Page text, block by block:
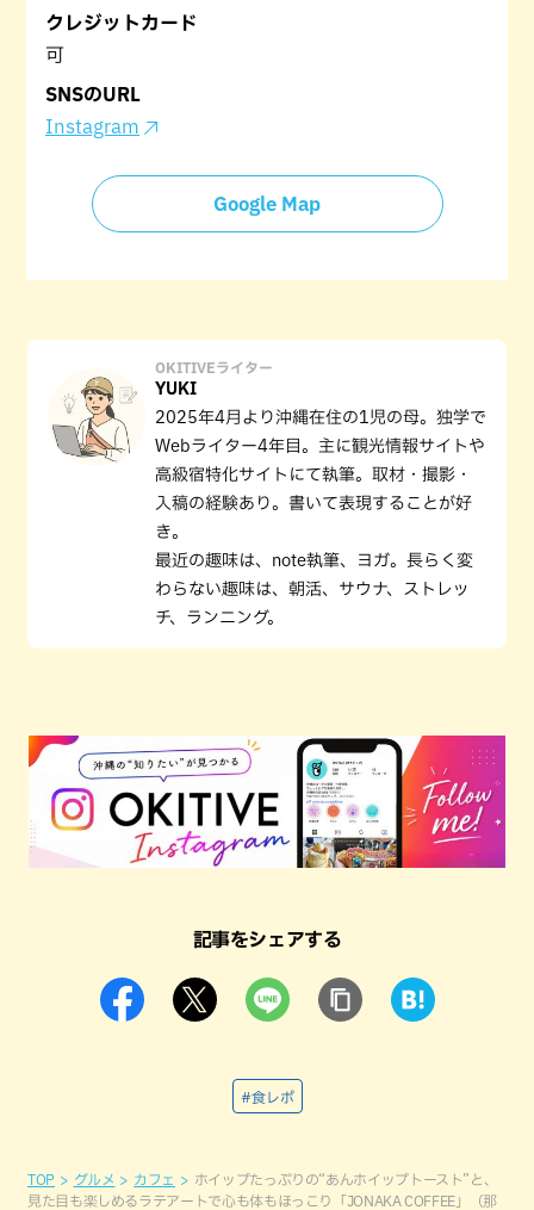
クレジットカード
可
SNSのURL
Instagram
Google Map
OKITIVEライター
YUKI
2025年4月より沖縄在住の1児の母。独学で
Webライター4年目。主に観光情報サイトや
高級宿特化サイトにて執筆。取材・撮影・
入稿の経験あり。書いて表現することが好
き。
最近の趣味は、note執筆、ヨガ。長らく変
わらない趣味は、朝活、サウナ、ストレッ
チ、ランニング。
記事をシェアする
#食レポ
TOP グルメ カフェ
ホイップたっぷりの“あんホイップトースト”と、
見た目も楽しめるラテアートで心も体もほっこり「JONAKA COFFEE」（那